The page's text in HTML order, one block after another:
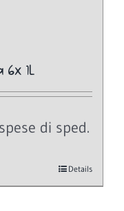
6x 1L
di sped.
Details